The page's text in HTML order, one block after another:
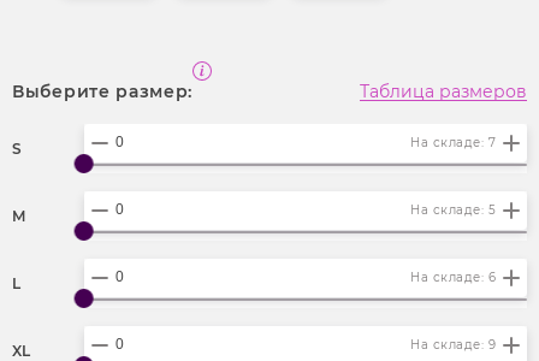
Выберите размер: Таблица размеров
S На складе: 7
M На складе: 5
L На складе: 6
XL На складе: 9